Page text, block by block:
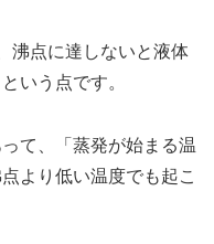
沸点に達しないと液体
いう点です。
て、「蒸発が始まる温
より低い温度でも起こ